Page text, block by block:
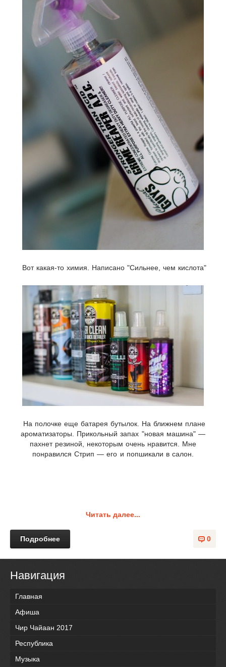
Вот какая-то химия. Написано "Сильнее, чем кислота"
На полочке еще батарея бутылок. На ближнем плане
ароматизаторы. Прикольный запах "новая машина" —
пахнет резиной, некоторым очень нравится. Мне
понравился Стрип — его и попшикали в салон.
Читать далее...
0
Подробнее
Навигация
Главная
Афиша
Чир Чайаан 2017
Республика
Музыка